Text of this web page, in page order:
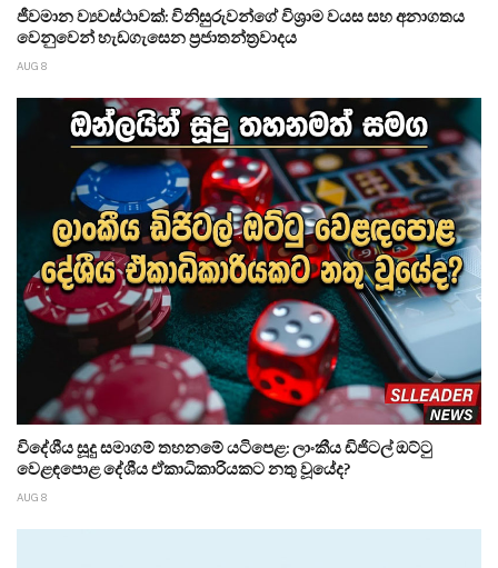
ජීවමාන ව්‍යවස්ථාවක්: විනිසුරුවන්ගේ විශ්‍රාම වයස සහ අනාගතය
වෙනුවෙන් හැඩගැසෙන ප්‍රජාතන්ත්‍රවාදය
AUG 8
විදේශීය සූදු සමාගම් තහනමේ යටිපෙළ: ලාංකීය ඩිජිටල් ඔට්ටු
වෙළඳපොළ දේශීය ඒකාධිකාරියකට නතු වූයේද?
AUG 8